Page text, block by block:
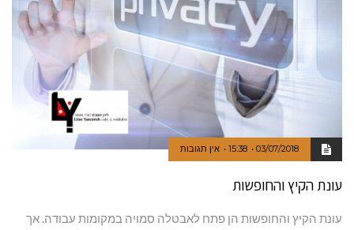
03/07/2018
15:38 אין תגובות
עונת הקיץ והחופשות
עונת הקיץ והחופשות הן פתח לאבטלה סמויה במקומות עבודה. אך